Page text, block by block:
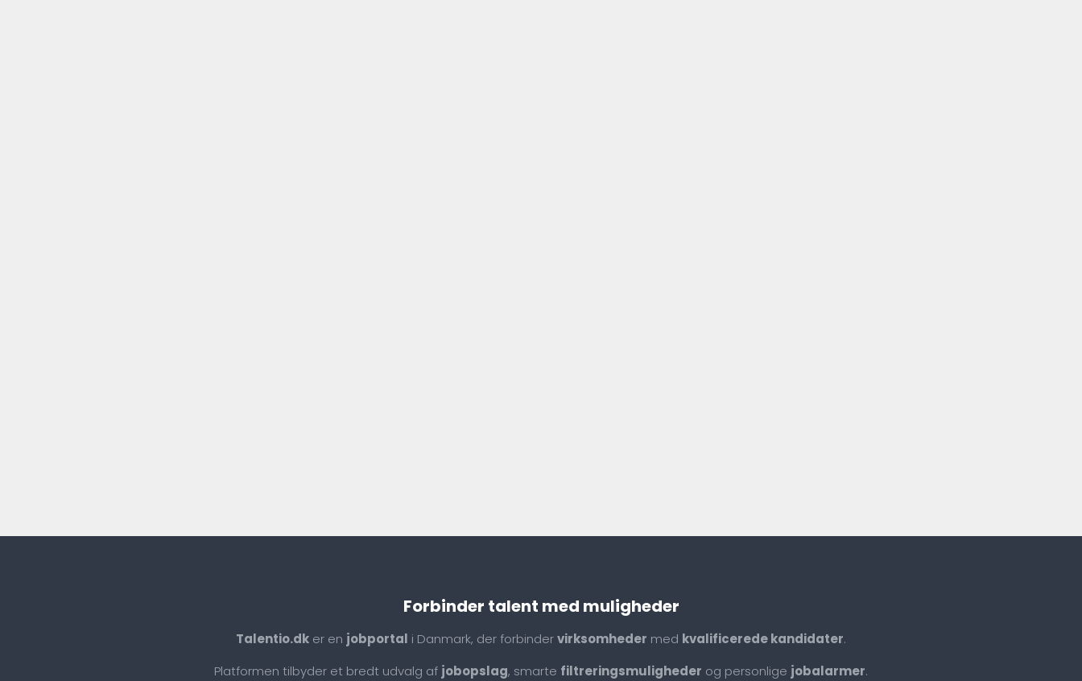
Forbinder talent med muligheder
Talentio.dk er en jobportal i Danmark, der forbindervirksomheder med kvalificerede kandidater.
Platformen tilbyder et bredt udvalg af jobopslag, smarte filtreringsmuligheder og personlige jobalarmer.